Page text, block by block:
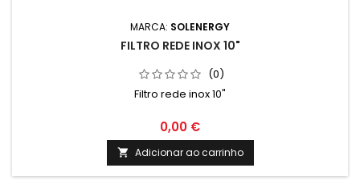
MARCA: SOLENERGY
FILTRO REDE INOX 10"
(0)
Filtro rede inox 10"
0,00 €
 Adicionar ao carrinho